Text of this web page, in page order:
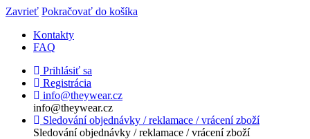
Zavrieť Pokračovať do košíka
Kontakty
FAQ
Prihlásiť sa
Registrácia
info@theywear.cz
info@theywear.cz
Sledování objednávky / reklamace / vrácení zboží
Sledování objednávky / reklamace / vrácení zboží